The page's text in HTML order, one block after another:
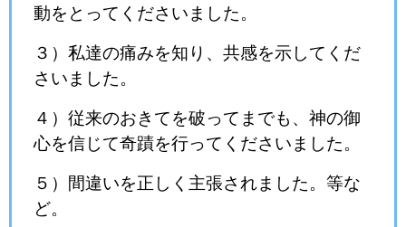
動をとってくださいました。
３）私達の痛みを知り、共感を示してくだ
さいました。
４）従来のおきてを破ってまでも、神の御
心を信じて奇蹟を行ってくださいました。
５）間違いを正しく主張されました。等な
ど。